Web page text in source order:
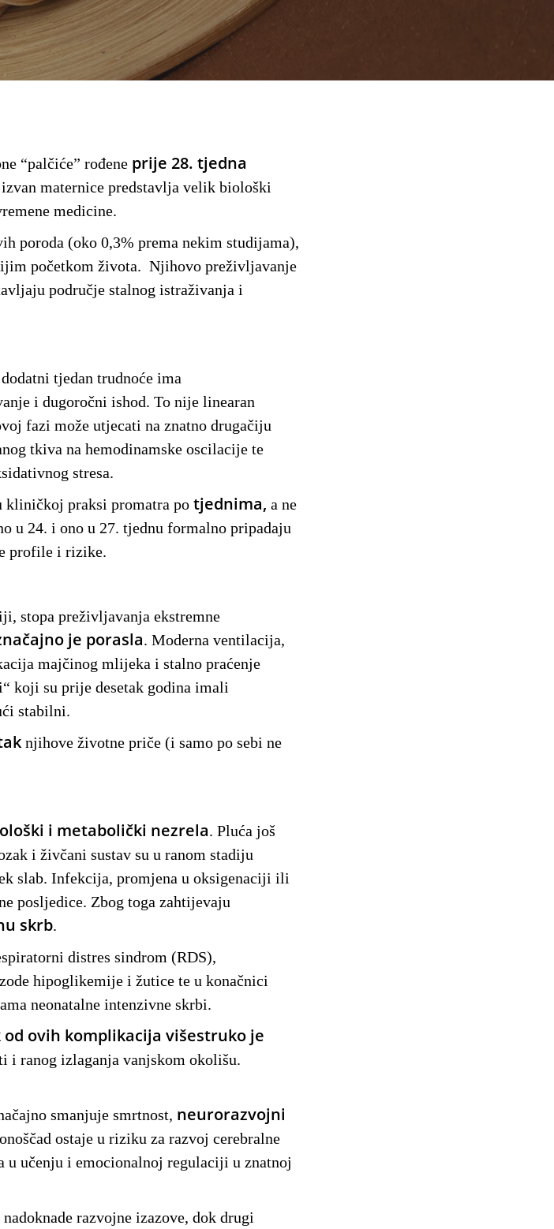
“palčiće” rođene prije 28. tjedna
maternice predstavlja velik biološki
medicine.
poroda (oko 0,3% prema nekim studijama),
početkom života. Njihovo preživljavanje
područje stalnog istraživanja i
tjedan trudnoće ima
i dugoročni ishod. To nije linearan
fazi može utjecati na znatno drugačiju
tkiva na hemodinamske oscilacije te
stresa.
kliničkoj praksi promatra po tjednima, a ne
u 24. i ono u 27. tjednu formalno pripadaju
profile i rizike.
stopa preživljavanja ekstremne
je porasla. Moderna ventilacija,
majčinog mlijeka i stalno praćenje
koji su prije desetak godina imali
stabilni.
njihove životne priče (i samo po sebi ne
i metabolički nezrela. Pluća još
i živčani sustav su u ranom stadiju
slab. Infekcija, promjena u oksigenaciji ili
posljedice. Zbog toga zahtijevaju
skrb.
distres sindrom (RDS),
hipoglikemije i žutice te u konačnici
neonatalne intenzivne skrbi.
od ovih komplikacija višestruko je
i ranog izlaganja vanjskom okolišu.
smanjuje smrtnost, neurorazvojni
ostaje u riziku za razvoj cerebralne
u učenju i emocionalnoj regulaciji u znatnoj
razvojne izazove, dok drugi